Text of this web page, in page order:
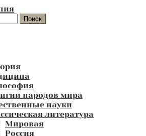
Поиск
народов мира
науки
литература
Мировая
Россия